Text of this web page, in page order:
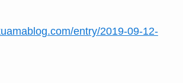
entry/2019-09-12-